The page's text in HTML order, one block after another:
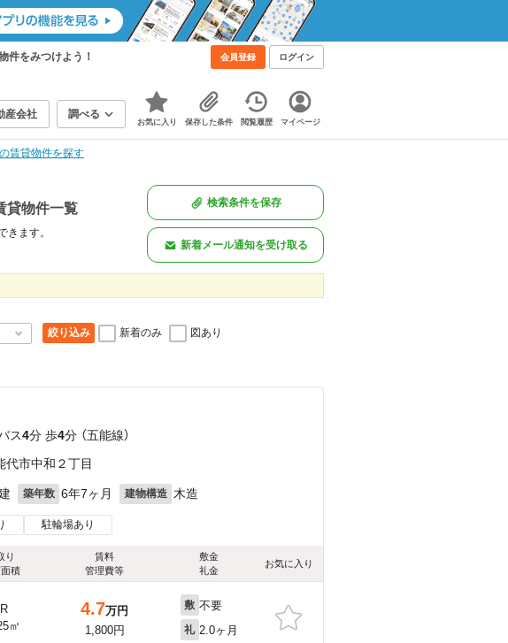
件をみつけよう！ 会員登録 ログイン
産会社 調べる
お気に入り 保存した条件 閲覧履歴 マイページ
賃貸物件を探す
貸物件一覧
きます。
検索条件を保存
新着メール通知を受け取る
絞り込み 新着のみ 図あり
ス4分 歩4分 （五能線）
代市中和２丁目
築年数 6年7ヶ月 建物構造 木造
駐輪場あり
り
積
賃料
管理費等
敷金
礼金
お気に入り
㎡
4.7万円
1,800円
敷 不要
礼 2.0ヶ月